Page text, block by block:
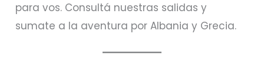
para vos. Consultá nuestras salidas y
sumate a la aventura por Albania y Grecia.